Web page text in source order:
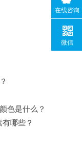
色是什么？
哪些？
在线咨询
微信